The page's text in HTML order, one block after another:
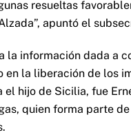
resueltas
apuntó el
la información dada a
en la liberación de los
el hijo de Sicilia, fue
quien forma parte